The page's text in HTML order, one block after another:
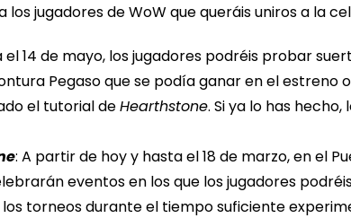
jugadores de WoW que queráis uniros a la
14 de mayo, los jugadores podréis probar
Pegaso que se podía ganar en el estreno
el tutorial deHearthstone. Si ya lo has
: A partir de hoy y hasta el 18 de marzo, en el
eventos en los que los jugadores
los torneos durante el tiempo suficiente